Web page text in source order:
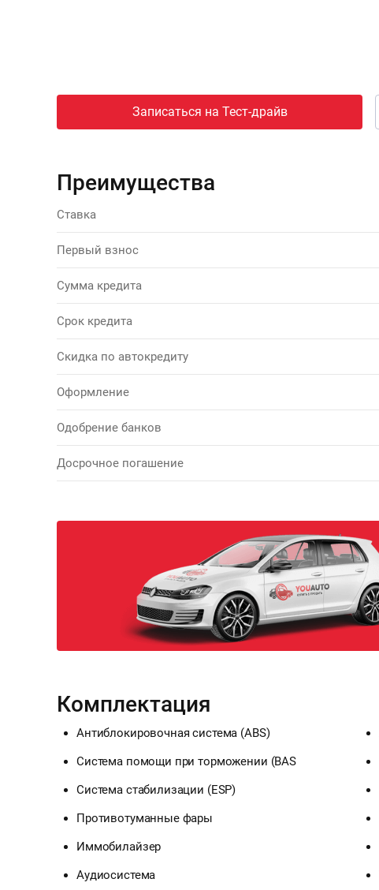
Записаться на Тест-драйв
Преимущества
Ставка
Первый взнос
Сумма кредита
Срок кредита
Скидка по автокредиту
Оформление
Одобрение банков
Досрочное погашение
Комплектация
Антиблокировочная система (ABS)
Система помощи при торможении (BAS
Система стабилизации (ESP)
Противотуманные фары
Иммобилайзер
Аудиосистема